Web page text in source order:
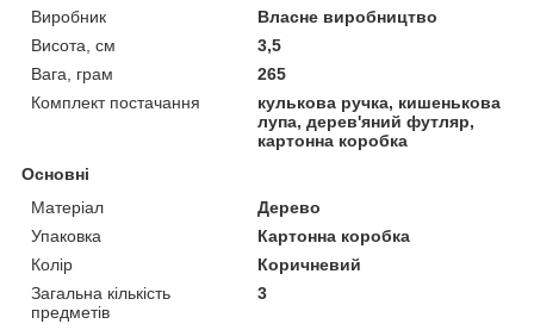
Виробник
Власне виробництво
Висота, см
3,5
Вага, грам
265
Комплект постачання
кулькова ручка, кишенькова
лупа, дерев'яний футляр,
картонна коробка
Основні
Матеріал
Дерево
Упаковка
Картонна коробка
Колір
Коричневий
Загальна кількість
предметів
3